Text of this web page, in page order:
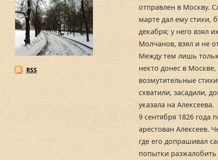
RSS
отправлен в Москву.
марте дал ему стихи,
декабря; у него взял
Молчанов, взял и не
Между тем лишь
некто донес в
возмутительные
схватили, засадили,
указала на Алексеева.
9 сентября 1826
арестован Алексеев.
где его допрашивал
попытки